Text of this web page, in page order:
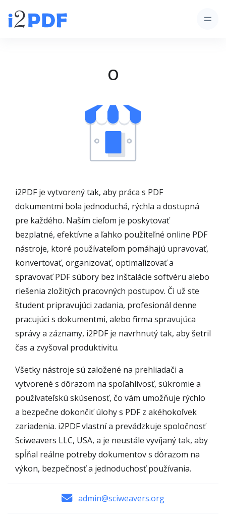
O
i2PDF je vytvorený tak, aby práca s PDF
dokumentmi bola jednoduchá, rýchla a dostupná
pre každého. Naším cieľom je poskytovať
bezplatné, efektívne a ľahko použiteľné online PDF
nástroje, ktoré používateľom pomáhajú upravovať,
konvertovať, organizovať, optimalizovať a
spravovať PDF súbory bez inštalácie softvéru alebo
riešenia zložitých pracovných postupov. Či už ste
študent pripravujúci zadania, profesionál denne
pracujúci s dokumentmi, alebo firma spravujúca
správy a záznamy, i2PDF je navrhnutý tak, aby šetril
čas a zvyšoval produktivitu.
Všetky nástroje sú založené na prehliadači a
vytvorené s dôrazom na spoľahlivosť, súkromie a
používateľskú skúsenosť, čo vám umožňuje rýchlo
a bezpečne dokončiť úlohy s PDF z akéhokoľvek
zariadenia. i2PDF vlastní a prevádzkuje spoločnosť
Sciweavers LLC, USA, a je neustále vyvíjaný tak, aby
spĺňal reálne potreby dokumentov s dôrazom na
výkon, bezpečnosť a jednoduchosť používania.
admin@sciweavers.org